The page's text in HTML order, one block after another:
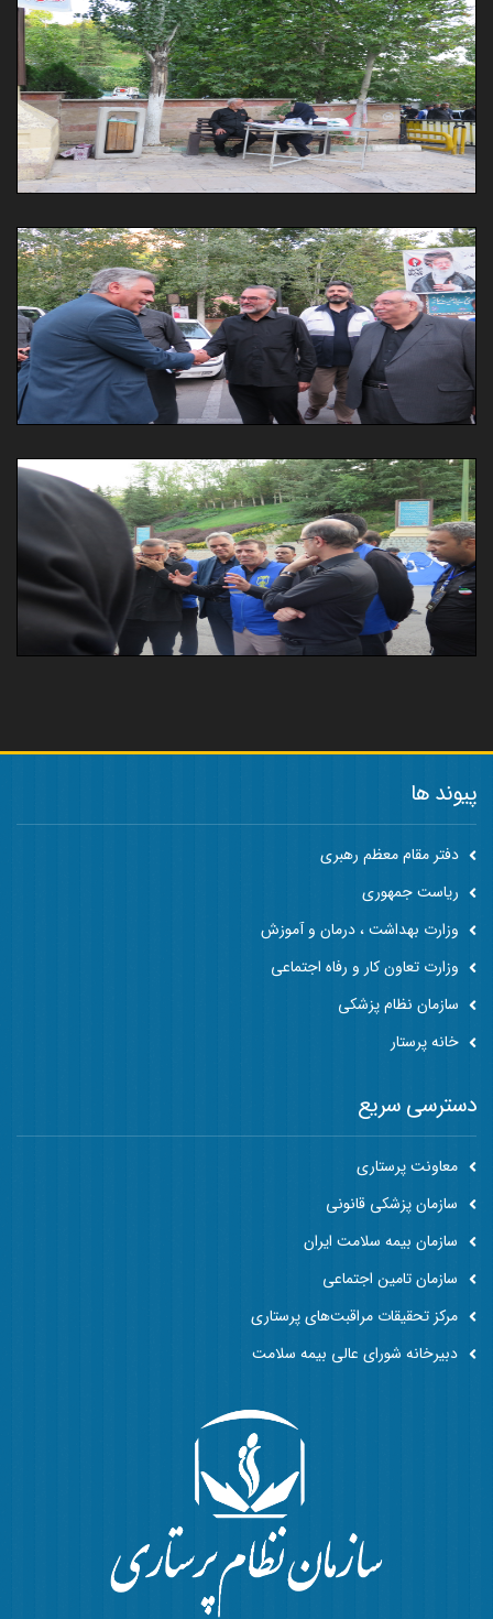
پیوند ها
دفتر مقام معظم رهبری
ریاست جمهوری
وزارت بهداشت ، درمان و آموزش
وزارت تعاون کار و رفاه اجتماعی
سازمان نظام پزشکی
خانه پرستار
دسترسی سریع
معاونت پرستاری
سازمان پزشکی قانونی
سازمان بیمه سلامت ایران
سازمان تامین اجتماعی
مرکز تحقیقات مراقبت‌های پرستاری
دبیرخانه شورای عالی بیمه سلامت